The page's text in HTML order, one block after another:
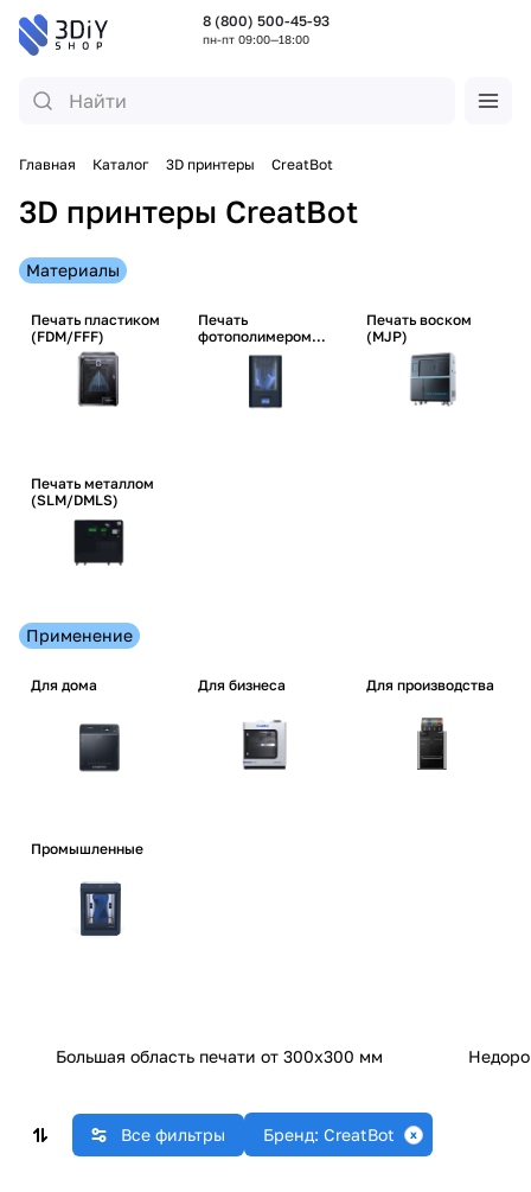
8 (800) 500-45-93
пн-пт 09:00—18:00
Главная Каталог 3D принтеры CreatBot
3D принтеры CreatBot
Материалы
Печать пластиком
(FDM/FFF)
Печать
фотополимером
(SLA/DLP/LCD)
Печать воском
(MJP)
Печать металлом
(SLM/DMLS)
Применение
Для дома Для бизнеса Для производства
Промышленные
Большая область печати от 300x300 мм
Все фильтры Бренд: CreatBot